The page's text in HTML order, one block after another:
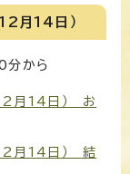
月14日）
から
月14日） お
月14日） 結